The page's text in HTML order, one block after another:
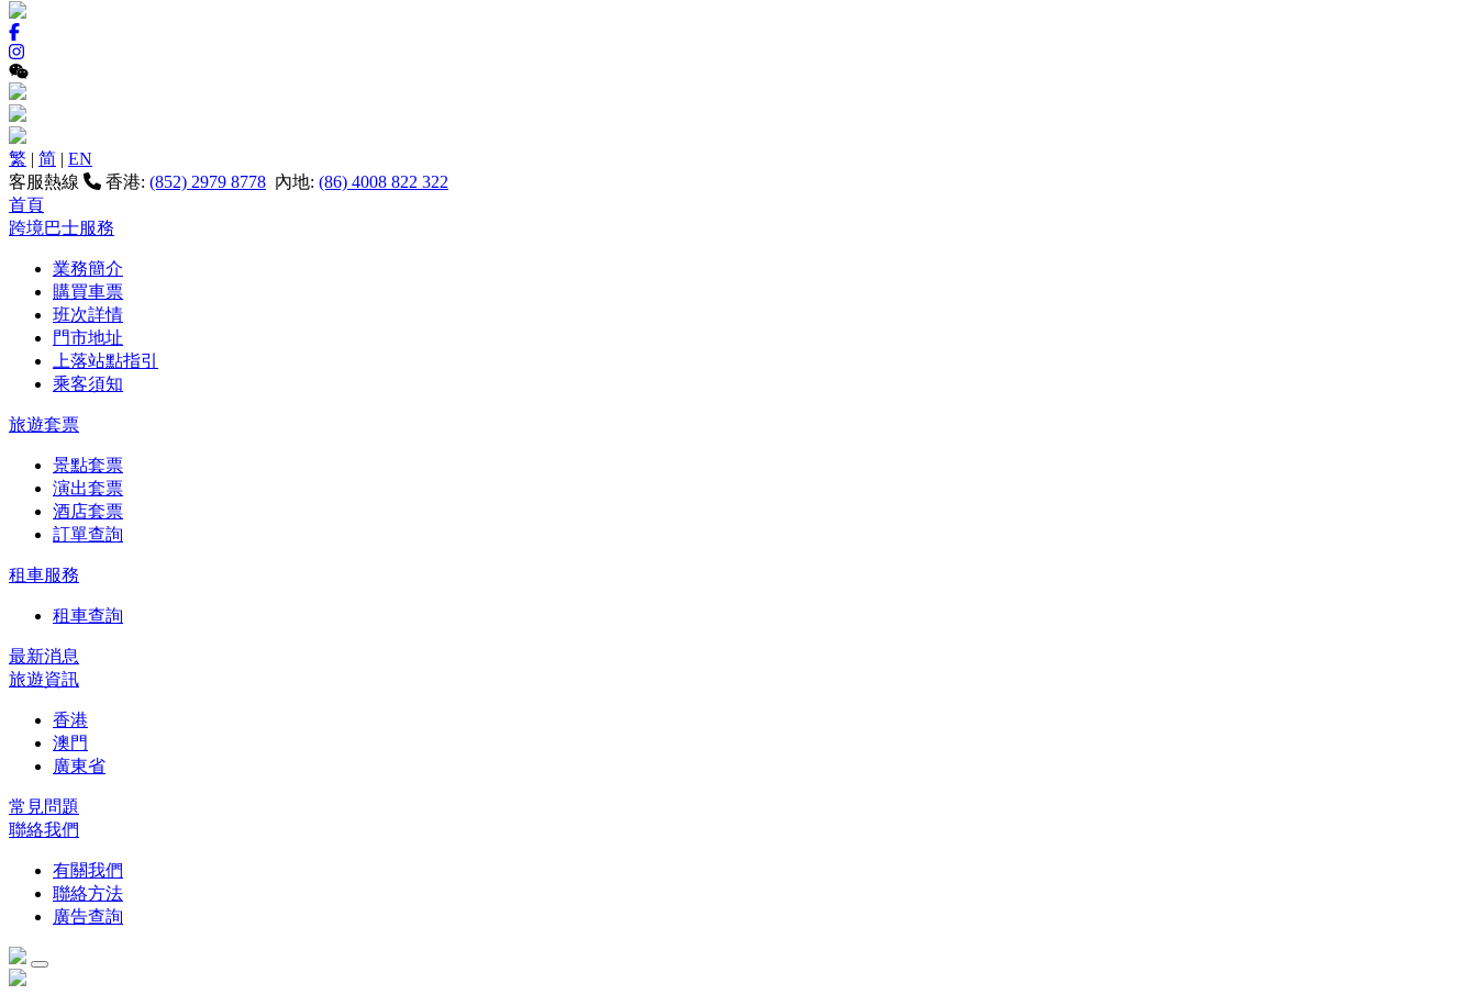
繁 | 简 | EN
客服熱線
香港: (852) 2979 8778 內地: (86) 4008 822 322
首頁
跨境巴士服務
業務簡介
購買車票
班次詳情
門市地址
上落站點指引
乘客須知
旅遊套票
景點套票
演出套票
酒店套票
訂單查詢
租車服務
租車查詢
最新消息
旅遊資訊
香港
澳門
廣東省
常見問題
聯絡我們
有關我們
聯絡方法
廣告查詢